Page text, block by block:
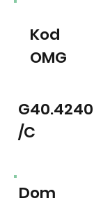
Kod
OMG
G40.4240
/C
Dom